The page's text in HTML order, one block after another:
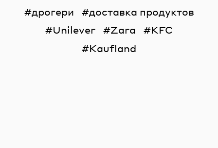
дрогери
доставка продуктов
Unilever
Zara
KFC
Kaufland